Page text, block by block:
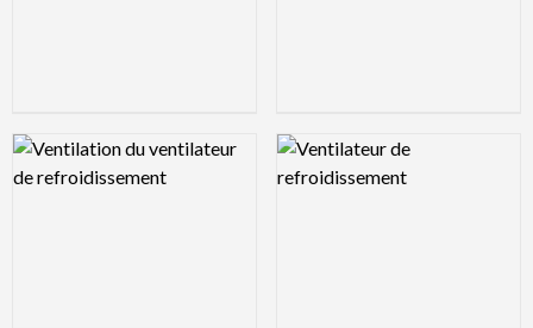
Logo Preview Image Logo Preview Image